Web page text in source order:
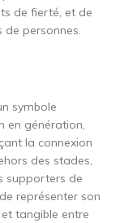
de fierté, et de
personnes.
symbole
en génération,
la connexion
des stades,
supporters de
représenter son
et tangible entre